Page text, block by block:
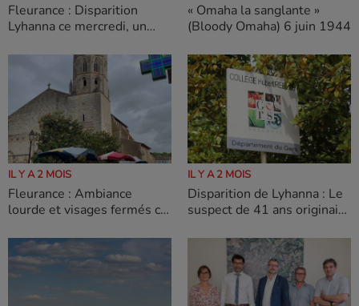
Fleurance : Disparition
Lyhanna ce mercredi, un
de Jérôme Barella a
« Omaha la sanglante »
(Bloody Omaha) 6 juin 1944
IL Y A 2 MOIS
Fleurance : Ambiance
lourde et visages fermés ce
Fleurance.
IL Y A 2 MOIS
Disparition de Lyhanna : Le
suspect de 41 ans originaire